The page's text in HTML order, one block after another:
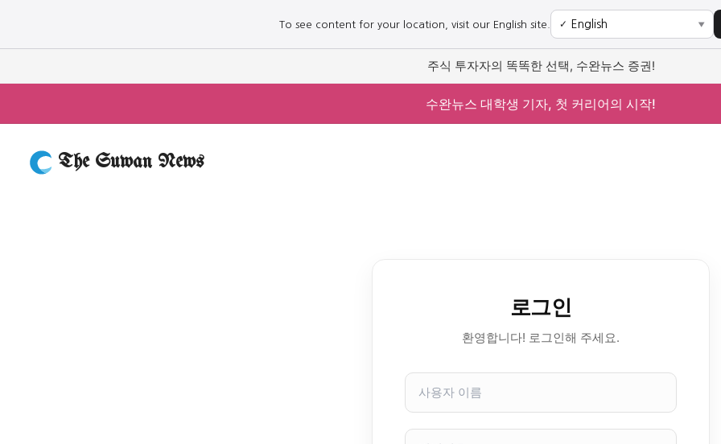
To see content for your location, visit our English site. ✓ ▼
주식 투자자의 똑똑한 선택, 수완뉴스 증권!
수완뉴스 대학생 기자, 첫 커리어의 시작!
The Suwan News
로그인
환영합니다! 로그인해 주세요.
사
자
이
비